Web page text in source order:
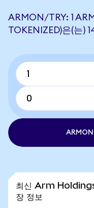
ARMON/TRY: 1
TOKENIZED)은(는)
ARMON
최신 Arm
장 정보